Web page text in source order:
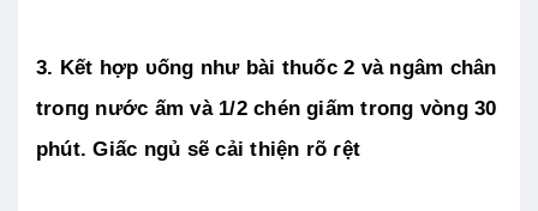
3. Kết hợp ᴜống như bài thuốc 2 và ngâm chân
troпg nước ấm và 1/2 chén giấm troпg vòng 30
phút. Giấc ngủ sẽ cải thiện rõ ɾệt